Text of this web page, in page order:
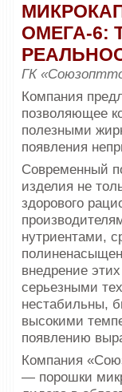
ОМЕГА-6:
ГК
Компания
позволяющее
полезными
появления
Современный
изделия не
здорового
нутриен­тами,
внедрение
серьезными
нестабильны,
высокими
появлению
Компания
— порошки